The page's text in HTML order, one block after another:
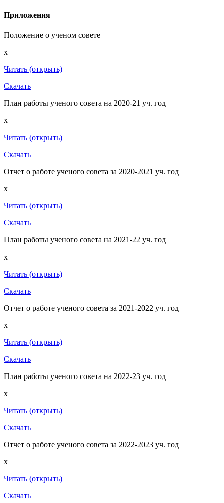
Приложения
Положение о ученом совете
x
Читать (открыть)
Скачать
План работы ученого совета на 2020-21 уч. год
x
Читать (открыть)
Скачать
Отчет о работе ученого совета за 2020-2021 уч. год
x
Читать (открыть)
Скачать
План работы ученого совета на 2021-22 уч. год
x
Читать (открыть)
Скачать
Отчет о работе ученого совета за 2021-2022 уч. год
x
Читать (открыть)
Скачать
План работы ученого совета на 2022-23 уч. год
x
Читать (открыть)
Скачать
Отчет о работе ученого совета за 2022-2023 уч. год
x
Читать (открыть)
Скачать